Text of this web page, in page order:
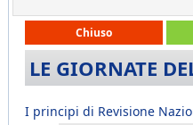
Chiuso
LE GIORNATE
I principi di Revisione